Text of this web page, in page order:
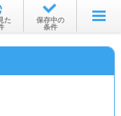
ら
た
保存中の
条件